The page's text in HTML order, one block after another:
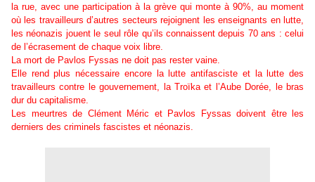
la rue, avec une participation à la grève qui monte à 90%, au moment
où les travailleurs d’autres secteurs rejoignent les enseignants en lutte,
les néonazis jouent le seul rôle qu’ils connaissent depuis 70 ans : celui
de l’écrasement de chaque voix libre.
La mort de Pavlos Fyssas ne doit pas rester vaine.
Elle rend plus nécessaire encore la lutte antifasciste et la lutte des
travailleurs contre le gouvernement, la Troïka et l’Aube Dorée, le bras
dur du capitalisme.
Les meurtres de Clément Méric et Pavlos Fyssas doivent être les
derniers des criminels fascistes et néonazis.